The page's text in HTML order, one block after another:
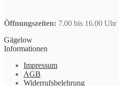
Öffnungszeiten: 7.00 bis 16.00 Uhr
Gägelow
Informationen
Impressum
AGB
Widerrufsbelehrung